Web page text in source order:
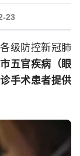
23
级防控新冠肺
五官疾病（眼
手术患者提供